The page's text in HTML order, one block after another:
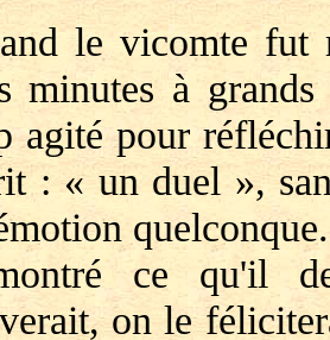
le vicomte fut
minutes à
agité pour
: « un duel »,
ce qu'il
on le